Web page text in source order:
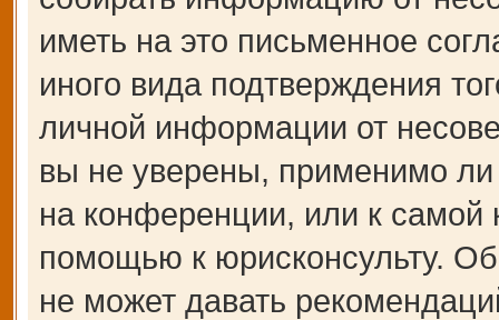
иметь на это письменное
иного вида подтверждения
личной информации от
вы не уверены, применимо ли
на конференции, или к самой
помощью к юрисконсульту.
не может давать